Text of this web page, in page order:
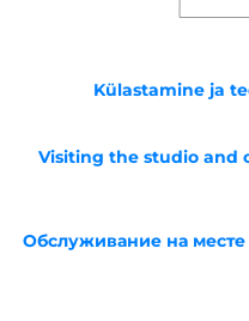
Külastamine ja
Visiting the studio and
Обслуживание на